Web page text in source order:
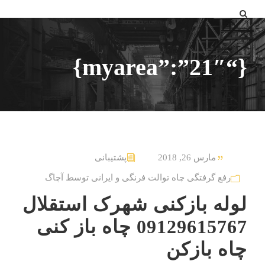
{“myarea”:”21″}
مارس 26, 2018 پشتیبانی
رفع گرفتگی چاه توالت فرنگی و ایرانی توسط آچاگ
لوله بازکنی شهرک استقلال
09129615767 چاه باز کنی
چاه بازکن